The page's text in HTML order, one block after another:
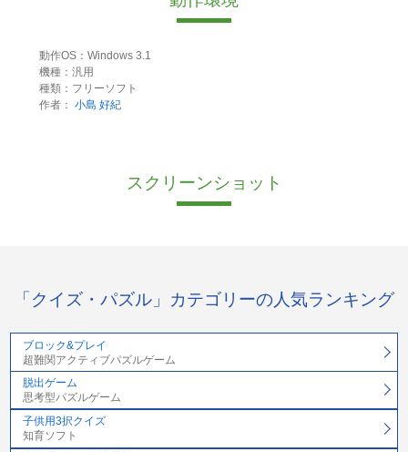
動作OS：Windows 3.1
機種：汎用
種類：フリーソフト
作者： 小島 好紀
スクリーンショット
「クイズ・パズル」カテゴリーの人気ランキング
ブロック&プレイ
超難関アクティブパズルゲーム
脱出ゲーム
思考型パズルゲーム
子供用3択クイズ
知育ソフト